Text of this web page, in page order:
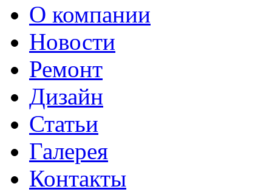
О компании
Новости
Ремонт
Дизайн
Статьи
Галерея
Контакты